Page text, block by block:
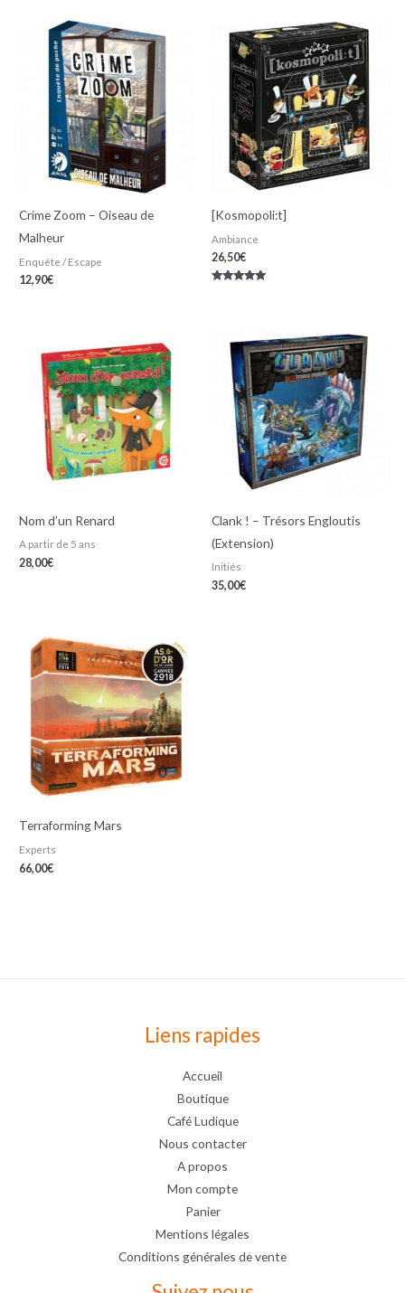
Crime Zoom – Oiseau de
Malheur
Enquête / Escape
12,90€
[Kosmopoli:t]
Ambiance
26,50€
Nom d’un Renard
A partir de 5 ans
28,00€
Clank ! – Trésors Engloutis
(Extension)
Initiés
35,00€
Terraforming Mars
Experts
66,00€
Liens rapides
Accueil
Boutique
Café Ludique
Nous contacter
A propos
Mon compte
Panier
Mentions légales
Conditions générales de vente